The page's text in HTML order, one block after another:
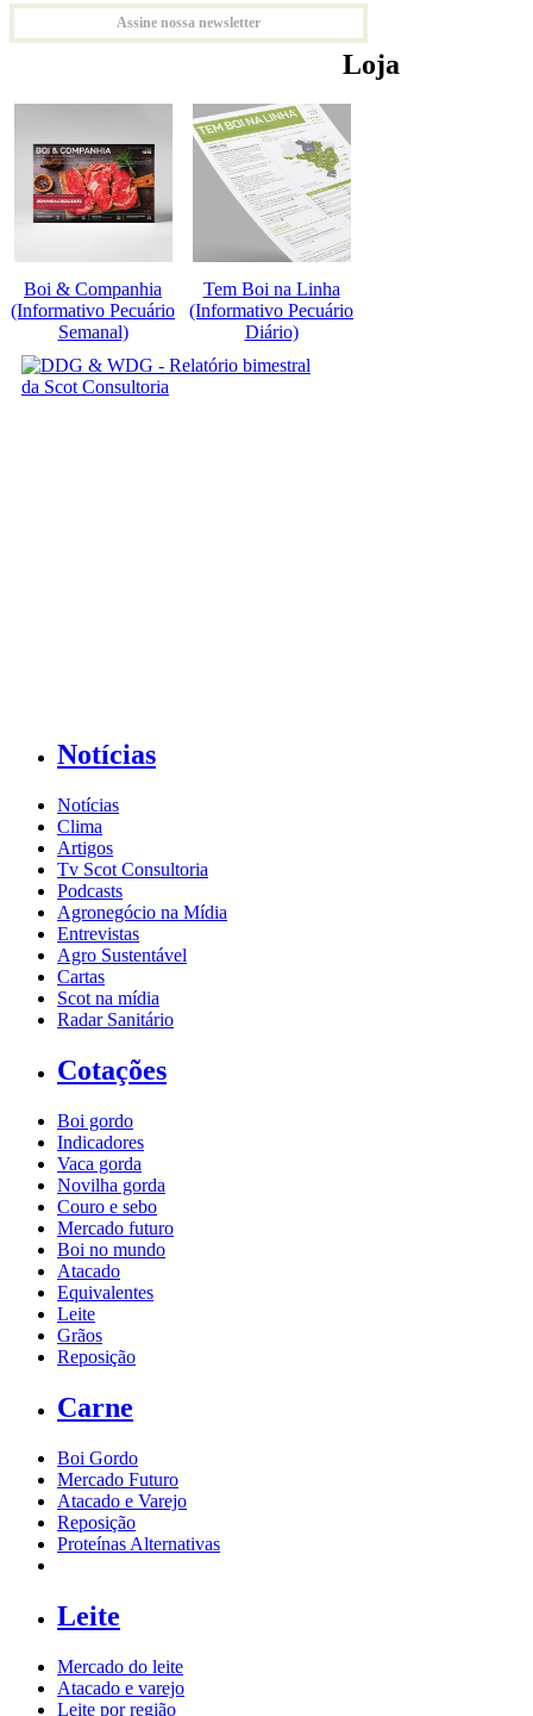
Assine nossa newsletter
Loja
Boi & Companhia
(Informativo Pecuário
Semanal)
Tem Boi na Linha
(Informativo Pecuário
Diário)
Notícias
Notícias
Clima
Artigos
Tv Scot Consultoria
Podcasts
Agronegócio na Mídia
Entrevistas
Agro Sustentável
Cartas
Scot na mídia
Radar Sanitário
Cotações
Boi gordo
Indicadores
Vaca gorda
Novilha gorda
Couro e sebo
Mercado futuro
Boi no mundo
Atacado
Equivalentes
Leite
Grãos
Reposição
Carne
Boi Gordo
Mercado Futuro
Atacado e Varejo
Reposição
Proteínas Alternativas
Leite
Mercado do leite
Atacado e varejo
Leite por região